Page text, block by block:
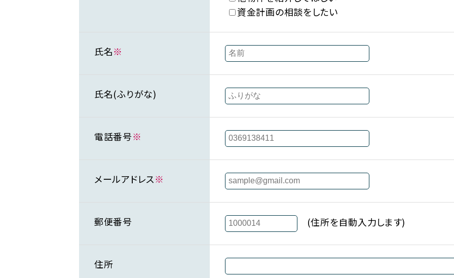
資金計画の相談をしたい
氏名※
氏名(ふりがな)
電話番号※
メールアドレス※
郵便番号 (住所を自動入力します)
住所